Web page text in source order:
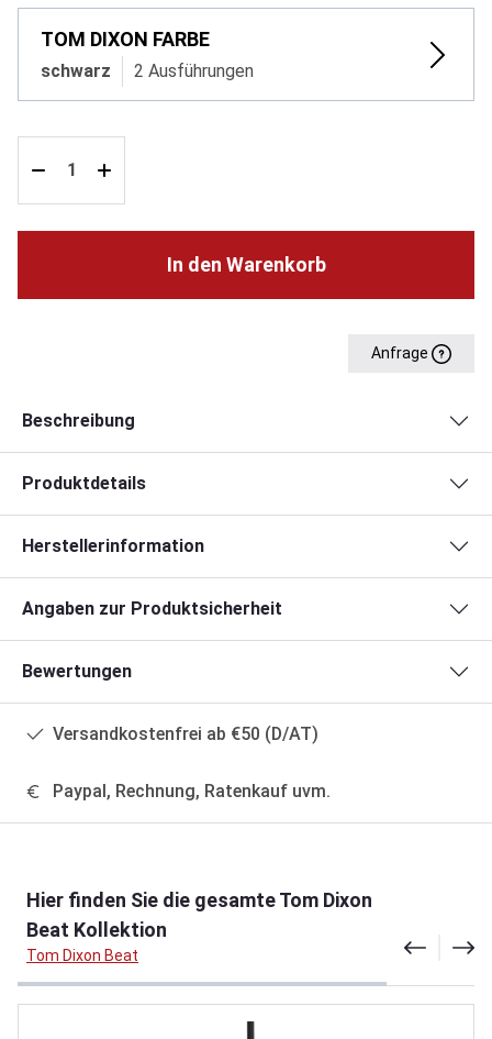
TOM DIXON FARBE
schwarz 2 Ausführungen
In den Warenkorb
Anfrage
Beschreibung
Produktdetails
Herstellerinformation
Angaben zur Produktsicherheit
Bewertungen
Versandkostenfrei ab €50 (D/AT)
Paypal, Rechnung, Ratenkauf uvm.
Hier finden Sie die gesamte Tom Dixon
Beat Kollektion
Tom Dixon Beat